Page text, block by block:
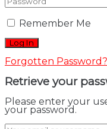
Remember Me
Forgotten Password?
Retrieve your
Please enter your
your password.